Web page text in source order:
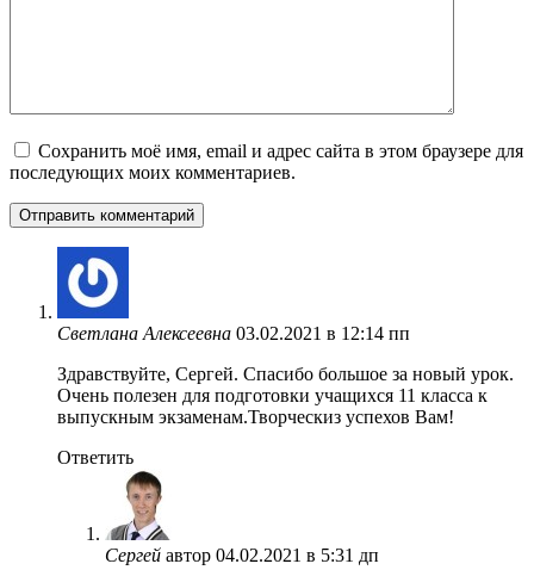
Сохранить моё имя, email и адрес сайта в этом браузере для
последующих моих комментариев.
Светлана Алексеевна 03.02.2021 в 12:14 пп
Здравствуйте, Сергей. Спасибо большое за новый урок.
Очень полезен для подготовки учащихся 11 класса к
выпускным экзаменам.Творческиз успехов Вам!
Ответить
Сергей автор 04.02.2021 в 5:31 дп